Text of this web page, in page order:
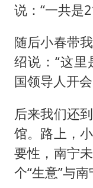
说：“一共是
随后小春带
绍说：“这
国领导人开
后来我们还
馆。路上，
要性，南宁
个“生意”与